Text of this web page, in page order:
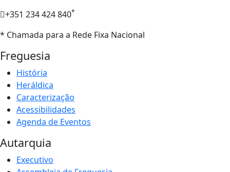
+351 234 424 840*
* Chamada para a Rede Fixa Nacional
Freguesia
História
Heráldica
Caracterização
Acessibilidades
Agenda de Eventos
Autarquia
Executivo